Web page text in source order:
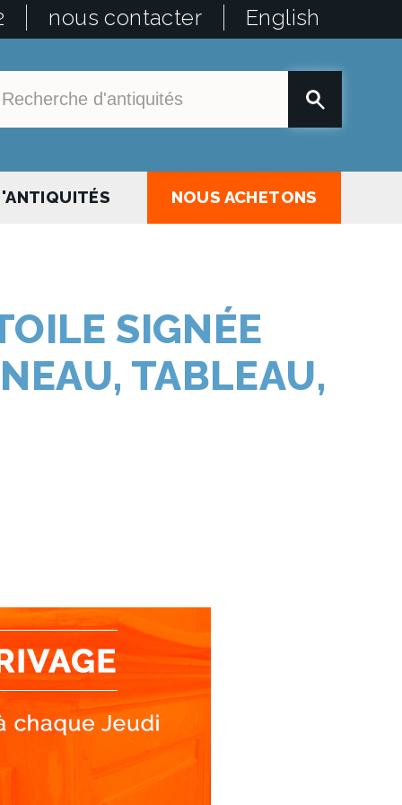
nous contacter English
NOUS ACHETONS
SIGNÉE
TABLEAU,